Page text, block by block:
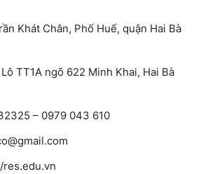
Khát Chân, Phố Huế, quận Hai Bà
TT1A ngõ 622 Minh Khai, Hai Bà
– 0979 043 610